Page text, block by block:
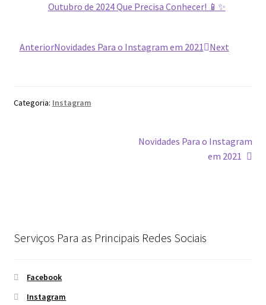
Outubro de 2024 Que Precisa Conhecer! 📱✨​
AnteriorNovidades Para o Instagram em 2021 Next
Categoria: Instagram
Novidades Para o Instagram
em 2021
Serviços Para as Principais Redes Sociais
Facebook
Instagram